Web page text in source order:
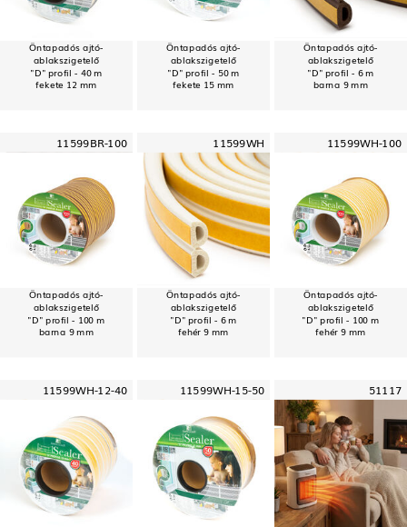
Öntapadós ajtó-
ablakszigetelő
"D" profil - 40 m
fekete 12 mm
Öntapadós ajtó-
ablakszigetelő
"D" profil - 50 m
fekete 15 mm
Öntapadós ajtó-
ablakszigetelő
"D" profil - 6 m
barna 9 mm
11599BR-100
Öntapadós ajtó-
ablakszigetelő
"D" profil - 100 m
barna 9 mm
11599WH
Öntapadós ajtó-
ablakszigetelő
"D" profil - 6 m
fehér 9 mm
11599WH-100
Öntapadós ajtó-
ablakszigetelő
"D" profil - 100 m
fehér 9 mm
11599WH-12-40 11599WH-15-50 51117